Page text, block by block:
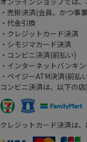
・売掛決済(会員、かつ事
・代金引換
・クレジットカード決済
・シモジマカード決済
・コンビニ決済(前払い)
・インターネットバンキ
・ペイジーATM決済(前払
コンビニ決済は、以下の
クレジットカード決済は